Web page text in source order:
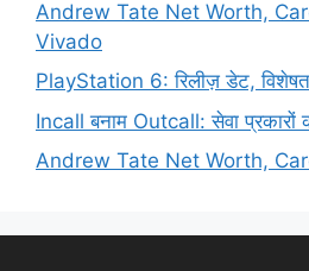
Andrew Tate Net Worth,
Vivado
PlayStation 6: रिलीज़ डेट,
Incall बनाम Outcall: सेवा
Andrew Tate Net Worth,